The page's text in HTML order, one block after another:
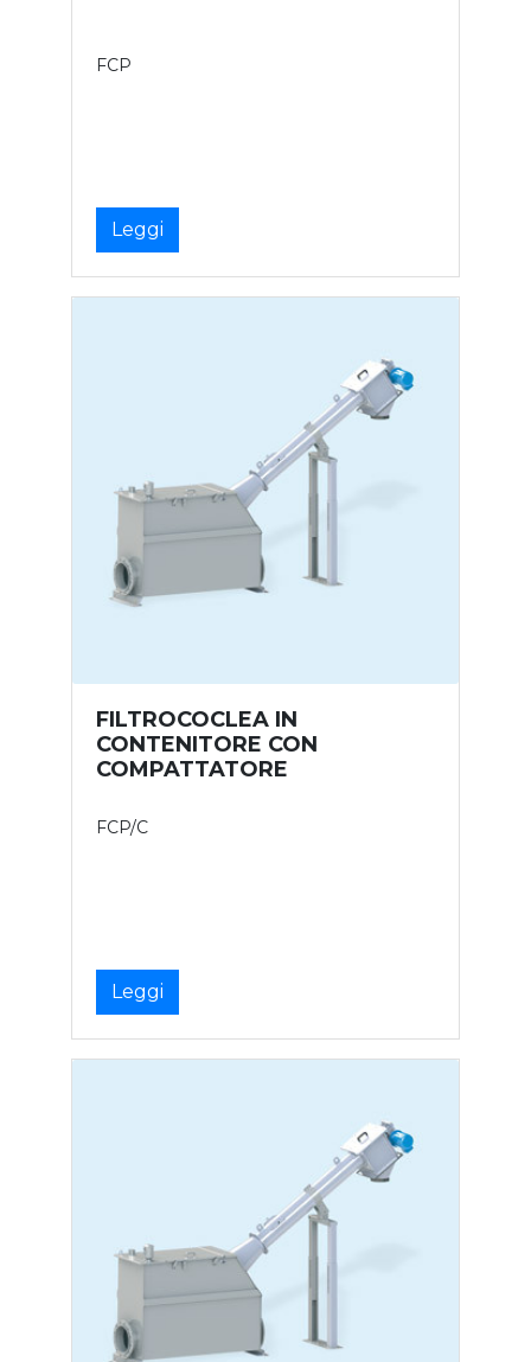
FCP
Leggi
FILTROCOCLEA IN
CONTENITORE CON
COMPATTATORE
FCP/C
Leggi